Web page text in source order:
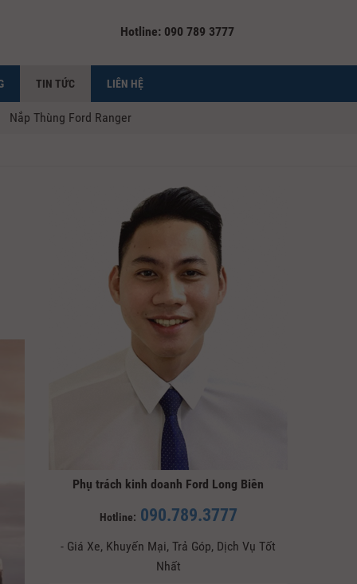
Hotline: 090 789 3777
TIN TỨC LIÊN HỆ
Nắp Thùng Ford Ranger
Phụ trách kinh doanh Ford Long Biên
Hotline: 090.789.3777
- Giá Xe, Khuyến Mại, Trả Góp, Dịch Vụ Tốt
Nhất